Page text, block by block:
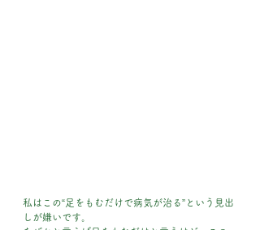
私はこの“足をもむだけで病気が治る”という見出
しが嫌いです。